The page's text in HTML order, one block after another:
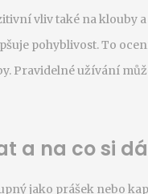
vliv také na klouby
pohyblivost. To
Pravidelné užívání
a na co si
jako prášek nebo